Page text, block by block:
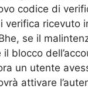
codice di
ricevuto
se il
il blocco
un utente
attivare